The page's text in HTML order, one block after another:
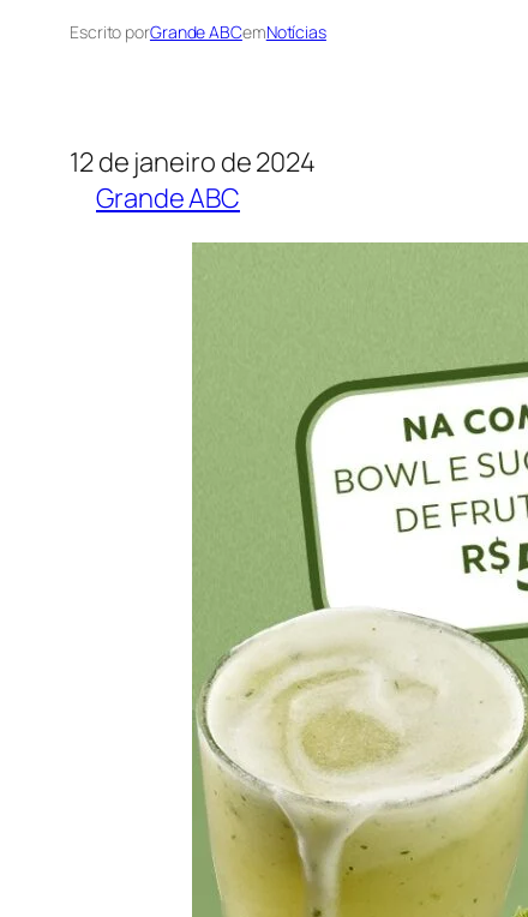
Escrito porGrande ABCemNotícias
12 de janeiro de 2024
Grande ABC